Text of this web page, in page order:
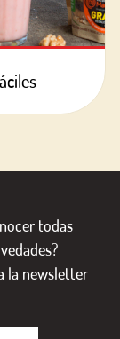
todas
la newsletter